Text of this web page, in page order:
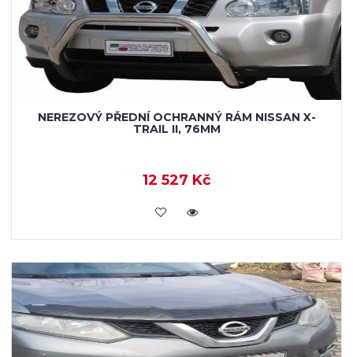
NEREZOVÝ PŘEDNÍ OCHRANNÝ RÁM NISSAN X-
TRAIL II, 76MM
12 527 Kč
KOUPIT